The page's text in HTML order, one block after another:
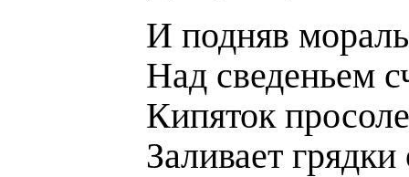
И подняв
Над сведеньем
Кипяток
Заливает